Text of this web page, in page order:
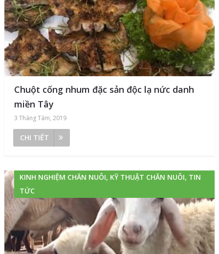
Chuột cống nhum đặc sản độc lạ nức danh
miền Tây
3 Tháng Tám, 2019
CHI TIẾT
KINH NGHIỆM CHĂN NUÔI, KỸ THUẬT CHĂN NUÔI, TIN
TỨC